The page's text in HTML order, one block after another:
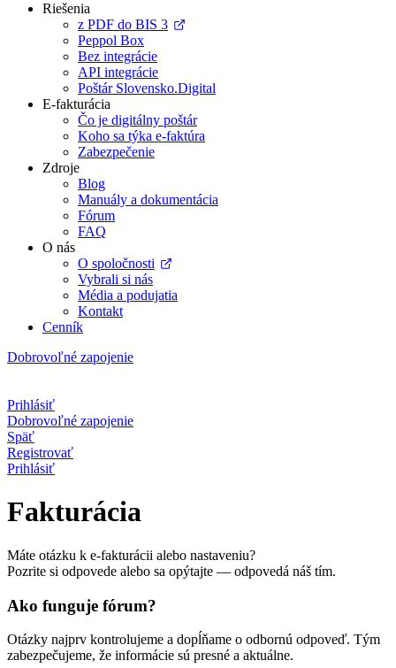
Riešenia
z PDF do BIS 3
Peppol Box
Bez integrácie
API integrácie
Poštár Slovensko.Digital
E-fakturácia
Čo je digitálny poštár
Koho sa týka e-faktúra
Zabezpečenie
Zdroje
Blog
Manuály a dokumentácia
Fórum
FAQ
O nás
O spoločnosti
Vybrali si nás
Média a podujatia
Kontakt
Cenník
Dobrovoľné zapojenie
Prihlásiť
Dobrovoľné zapojenie
Späť
Registrovať
Prihlásiť
Fakturácia
Máte otázku k e‑fakturácii alebo nastaveniu?
Pozrite si odpovede alebo sa opýtajte — odpovedá náš tím.
Ako funguje fórum?
Otázky najprv kontrolujeme a dopĺňame o odbornú odpoveď. Tým
zabezpečujeme, že informácie sú presné a aktuálne.